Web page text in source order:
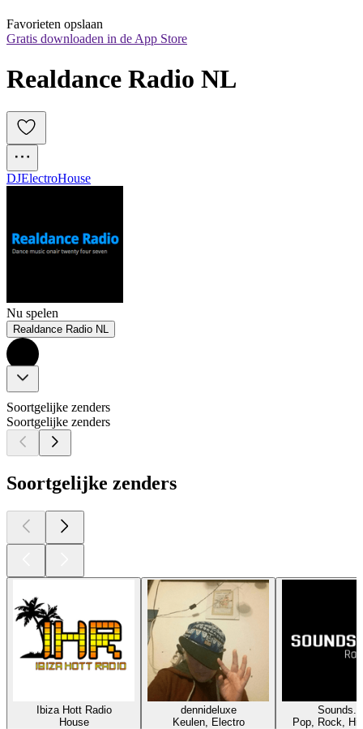
Favorieten opslaan
Gratis downloaden in de App Store
Realdance Radio NL
DJElectroHouse
Nu spelen
Realdance Radio NL
Soortgelijke zenders
Soortgelijke zenders
Soortgelijke zenders
Ibiza Hott Radio
House
dennideluxe
Keulen, Electro
Pop, Rock,